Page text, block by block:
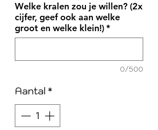
Welke kralen zou je willen? (2x
cijfer, geef ook aan welke
groot en welke klein!)*
0/500
Aantal*